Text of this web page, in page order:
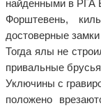
найденными в
Форштевень,
достоверные
Тогда ялы не
привальные
Уключины с
положено